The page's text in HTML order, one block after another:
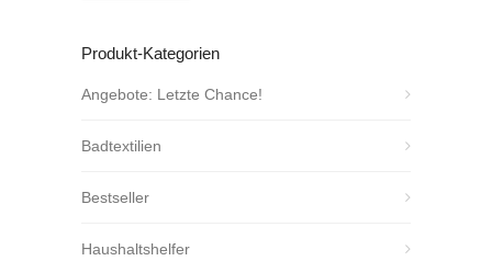
Produkt-Kategorien
Angebote: Letzte Chance!
Badtextilien
Bestseller
Haushaltshelfer